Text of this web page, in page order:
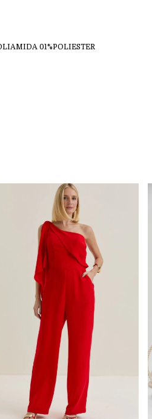
01%POLIESTER